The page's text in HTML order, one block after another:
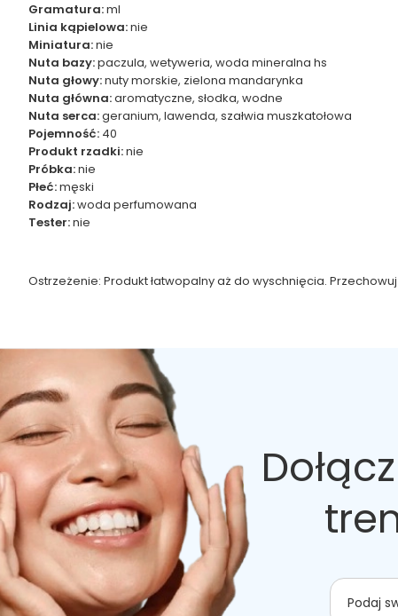
Gramatura:ml
Linia kąpielowa:nie
Miniatura:nie
Nuta bazy:paczula, wetyweria, woda mineralna hs
Nuta głowy:nuty morskie, zielona mandarynka
Nuta główna:aromatyczne, słodka, wodne
Nuta serca:geranium, lawenda, szałwia muszkatołowa
Pojemność: 40
Produkt rzadki:nie
Próbka:nie
Płeć:męski
Rodzaj:woda perfumowana
Tester:nie
Ostrzeżenie: Produkt łatwopalny aż do wyschnięcia.
Podaj